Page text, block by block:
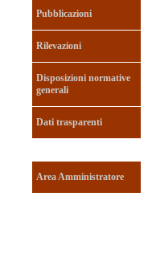
Pubblicazioni
Rilevazioni
Disposizioni normative
generali
Dati trasparenti
Area Amministratore